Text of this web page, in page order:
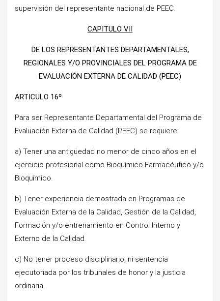
supervisión del representante nacional de PEEC.
CAPITULO VII
DE LOS REPRESENTANTES DEPARTAMENTALES,
REGIONALES Y/O PROVINCIALES DEL PROGRAMA DE
EVALUACIÓN EXTERNA DE CALIDAD (PEEC)
ARTICULO 16º
Para ser Representante Departamental del Programa de
Evaluación Externa de Calidad (PEEC) se requiere:
a) Tener una antigüedad no menor de cinco años en el
ejercicio profesional como Bioquímico Farmacéutico y/o
Bioquímico.
b) Tener experiencia demostrada en Programas de
Evaluación Externa de la Calidad, Gestión de la Calidad,
Formación y/o entrenamiento en Control Interno y
Externo de la Calidad.
c) No tener proceso disciplinario, ni sentencia
ejecutoriada por los tribunales de honor y la justicia
ordinaria.